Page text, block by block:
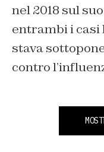
nel 2018 sul
entrambi i casi
stava
contro